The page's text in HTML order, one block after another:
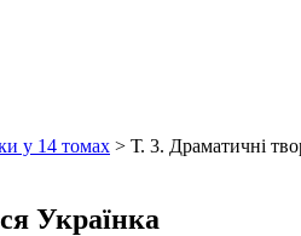
у 14 томах > Т. 3. Драматичні
Українка